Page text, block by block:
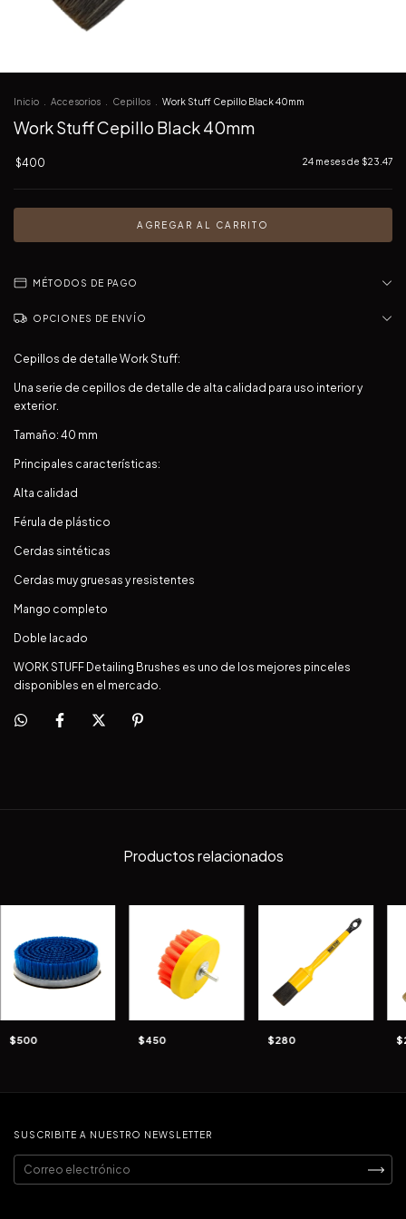
Inicio Accesorios Cepillos Work Stuff Cepillo Black 40mm
Work Stuff Cepillo Black 40mm
$400 24 meses de $23.47
MÉTODOS DE PAGO
OPCIONES DE ENVÍO
Cepillos de detalle Work Stuff:
Una serie de cepillos de detalle de alta calidad para uso interior y
exterior.
Tamaño: 40 mm
Principales características:
Alta calidad
Férula de plástico
Cerdas sintéticas
Cerdas muy gruesas y resistentes
Mango completo
Doble lacado
WORK STUFF Detailing Brushes es uno de los mejores pinceles
disponibles en el mercado.
Productos relacionados
$500 $450 $280
SUSCRIBITE A NUESTRO NEWSLETTER